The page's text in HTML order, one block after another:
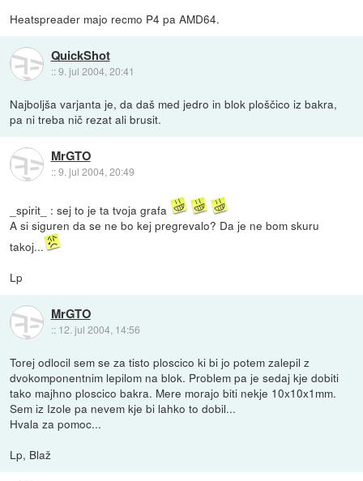
Heatspreader majo recmo P4 pa AMD64.
QuickShot
::9. jul 2004, 20:41
Najboljša varjanta je, da daš med jedro in blok ploščico iz bakra,
pa ni treba nič rezat ali brusit.
MrGTO
::9. jul 2004, 20:49
_spirit_ : sej to je ta tvoja grafa
A si siguren da se ne bo kej pregrevalo? Da je ne bom skuru
takoj...
Lp
MrGTO
:: 12. jul 2004, 14:56
Torej odlocil sem se za tisto ploscico ki bi jo potem zalepil z
dvokomponentnim lepilom na blok. Problem pa je sedaj kje dobiti
tako majhno ploscico bakra. Mere morajo biti nekje 10x10x1mm.
Sem iz Izole pa nevem kje bi lahko to dobil...
Hvala za pomoc...
Lp, Blaž